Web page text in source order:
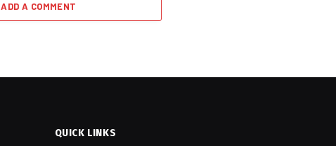
ADD A COMMENT
QUICK LINKS